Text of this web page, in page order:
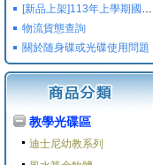
[新品上架]113年上學期國小國中高中命題光碟,校用卷,習作
物流貨態查詢
關於随身碟或光碟使用問題
教學光碟區
迪士尼幼教系列